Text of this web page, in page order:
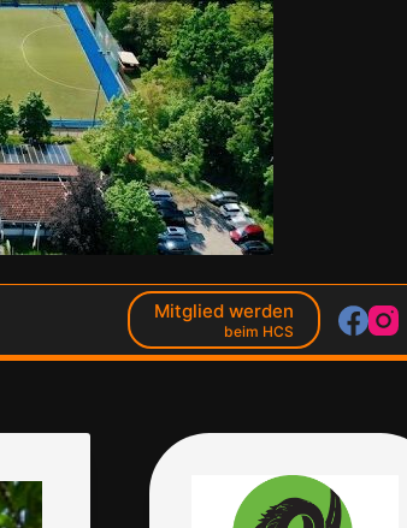
Mitglied werden
beim HCS